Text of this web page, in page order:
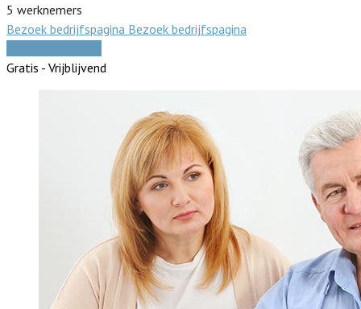
5 werknemers
Bezoek bedrijfspagina Bezoek bedrijfspagina
Gratis - Vrijblijvend